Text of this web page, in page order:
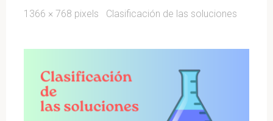
Full
1366 × 768 pixels Clasificación de las soluciones